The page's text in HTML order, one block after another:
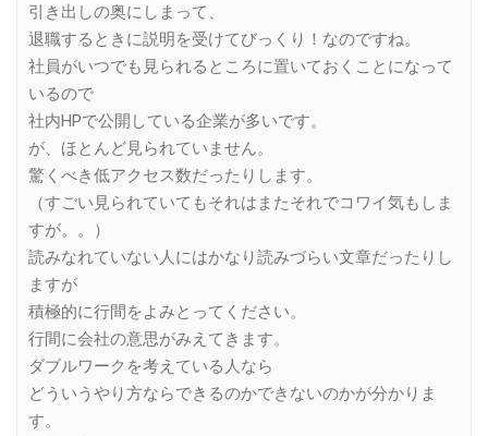
引き出しの奥にしまって、
退職するときに説明を受けてびっくり！なのですね。
社員がいつでも見られるところに置いておくことになって
いるので
社内HPで公開している企業が多いです。
が、ほとんど見られていません。
驚くべき低アクセス数だったりします。
（すごい見られていてもそれはまたそれでコワイ気もしま
すが。。）
読みなれていない人にはかなり読みづらい文章だったりし
ますが
積極的に行間をよみとってください。
行間に会社の意思がみえてきます。
ダブルワークを考えている人なら
どういうやり方ならできるのかできないのかが分かりま
す。